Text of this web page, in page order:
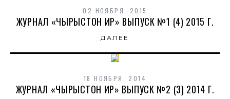
02 НОЯБРЯ, 2015
ЖУРНАЛ «ЧЫРЫСТОН ИР» ВЫПУСК №1 (4) 2015 Г.
ДАЛЕЕ
18 НОЯБРЯ, 2014
ЖУРНАЛ «ЧЫРЫСТОН ИР» ВЫПУСК №2 (3) 2014 Г.